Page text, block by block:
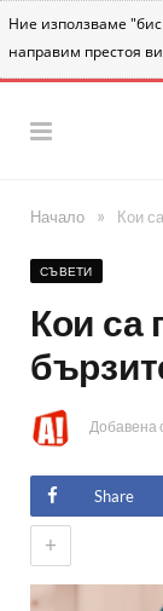
Ние използваме
направим престоя
Начало » Кои
СЪВЕТИ
Кои са
Добавена
Share
+